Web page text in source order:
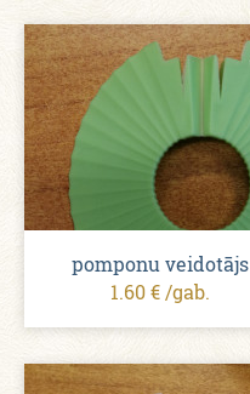
pomponu veidotājs
1.60 € /gab.